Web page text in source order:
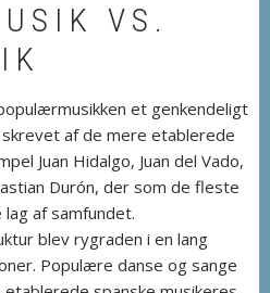
VS.
et genkendeligt
af de mere etablerede
Juan Hidalgo, Juan del Vado,
Durón, der som de fleste
af samfundet.
blev rygraden i en lang
Populære danse og sange